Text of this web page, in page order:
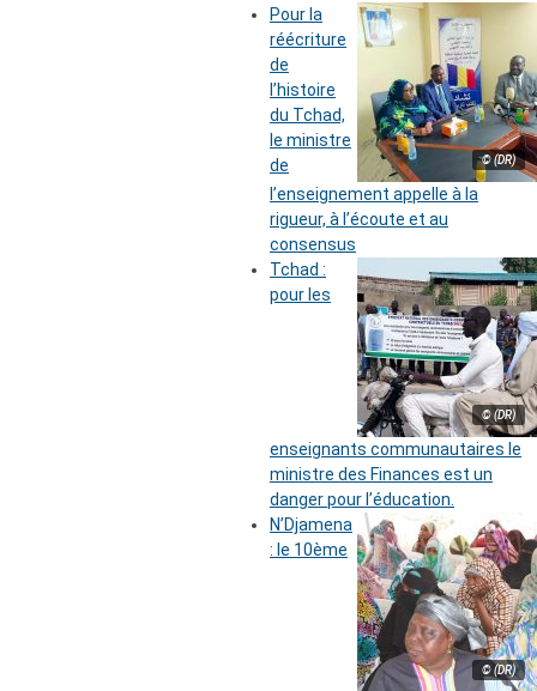
© (DR)
Pour la
réécriture
de
l’histoire
du Tchad,
le ministre
de
l’enseignement appelle à la
rigueur, à l’écoute et au
consensus
© (DR)
Tchad :
pour les
enseignants communautaires le
ministre des Finances est un
danger pour l’éducation.
© (DR)
N’Djamena
: le 10ème